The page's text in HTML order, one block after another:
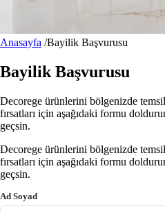
Anasayfa /Bayilik Başvurusu
Bayilik Başvurusu
Decorege ürünlerini bölgenizde
fırsatları için aşağıdaki formu
geçsin.
Decorege ürünlerini bölgenizde
fırsatları için aşağıdaki formu
geçsin.
Ad Soyad